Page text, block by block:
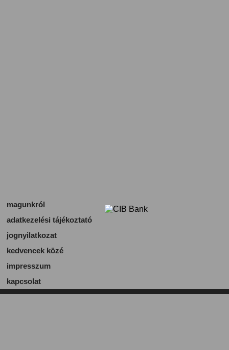
magunkról
adatkezelési tájékoztató
jognyilatkozat
kedvencek közé
impresszum
kapcsolat